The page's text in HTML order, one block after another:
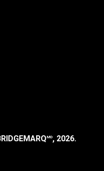
MD, 2026.